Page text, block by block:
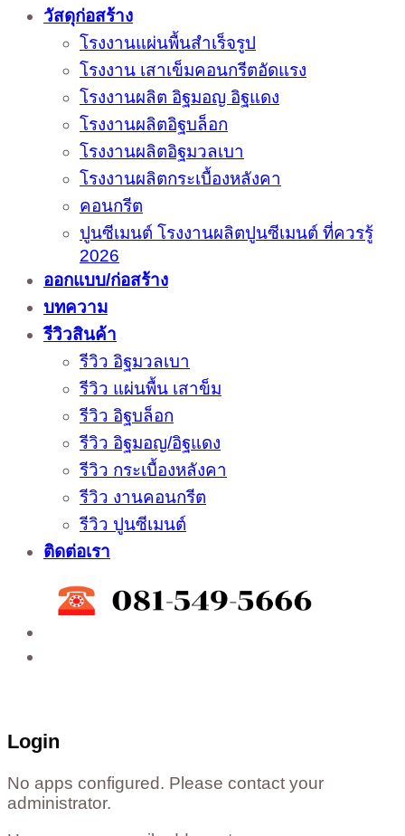
วัสดุก่อสร้าง
โรงงานแผ่นพื้นสำเร็จรูป
โรงงาน เสาเข็มคอนกรีตอัดแรง
โรงงานผลิต อิฐมอญ อิฐแดง
โรงงานผลิตอิฐบล็อก
โรงงานผลิตอิฐมวลเบา
โรงงานผลิตกระเบื้องหลังคา
คอนกรีต
ปูนซีเมนต์ โรงงานผลิตปูนซีเมนต์ ที่ควรรู้
2026
ออกแบบ/ก่อสร้าง
บทความ
รีวิวสินค้า
รีวิว อิฐมวลเบา
รีวิว แผ่นพื้น เสาข็ม
รีวิว อิฐบล็อก
รีวิว อิฐมอญ/อิฐแดง
รีวิว กระเบื้องหลังคา
รีวิว งานคอนกรีต
รีวิว ปูนซีเมนต์
ติดต่อเรา
Login
No apps configured. Please contact your
administrator.